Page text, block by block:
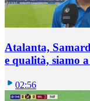
Atalanta,
e qualità, siamo
02:56